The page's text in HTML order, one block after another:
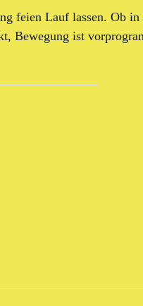
feien Lauf lassen. Ob in
Bewegung ist